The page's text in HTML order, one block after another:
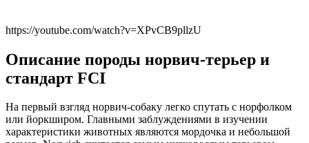
https://youtube.com/watch?v=XPvCB9pllzU
Описание породы норвич-терьер и
стандарт FCI
На первый взгляд норвич-собаку легко спутать с норфолком
или йоркширом. Главными заблуждениями в изучении
характеристики животных являются мордочка и небольшой